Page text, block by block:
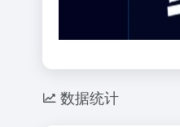
数据统计